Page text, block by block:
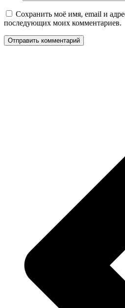
Сохранить моё имя, email и
последующих моих комментариев.